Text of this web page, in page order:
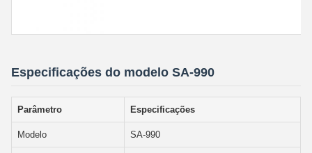
Especificações do modelo SA-990
Parâmetro Especificações
Modelo SA-990